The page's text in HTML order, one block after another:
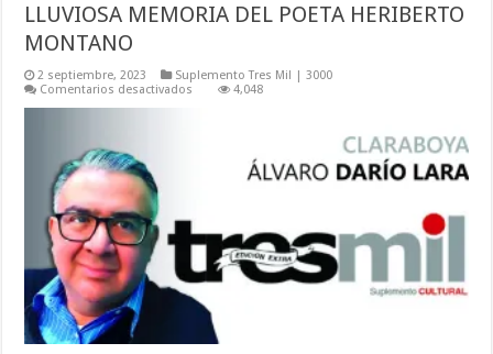
LLUVIOSA MEMORIA DEL POETA HERIBERTO
MONTANO
2 septiembre, 2023
Suplemento Tres Mil | 3000
Comentarios desactivados
HERIBERTO
MONTANO
4,048